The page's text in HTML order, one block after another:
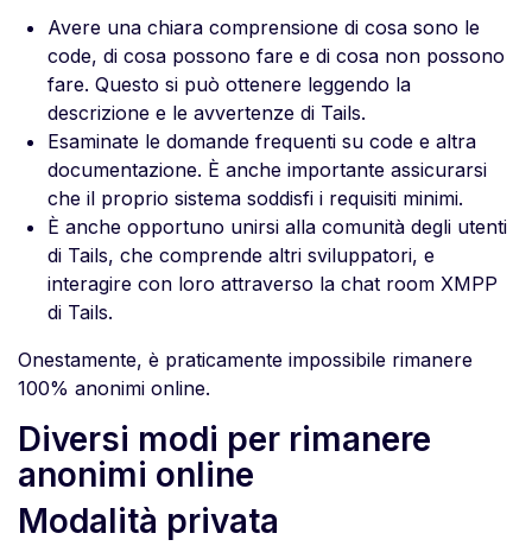
Avere una chiara comprensione di cosa sono le
code, di cosa possono fare e di cosa non possono
fare. Questo si può ottenere leggendo la
descrizione e le avvertenze di Tails.
Esaminate le domande frequenti su code e altra
documentazione. È anche importante assicurarsi
che il proprio sistema soddisfi i requisiti minimi.
È anche opportuno unirsi alla comunità degli utenti
di Tails, che comprende altri sviluppatori, e
interagire con loro attraverso la chat room XMPP
di Tails.
Onestamente, è praticamente impossibile rimanere
100% anonimi online.
Diversi modi per rimanere
anonimi online
Modalità privata